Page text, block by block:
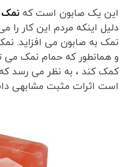
این یک صابون است کهنمک
دلیل اینکه مردم این کار
نمک به صابون می افزاید.
و همانطور که حمام نمک می
کمک کند ، به نظر می رسد
است اثرات مثبت مشابهی